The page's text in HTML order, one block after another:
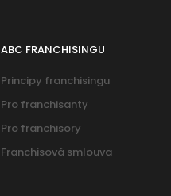
ABC FRANCHISINGU
Principy franchisingu
Pro franchisanty
Pro franchisory
Franchisová smlouva